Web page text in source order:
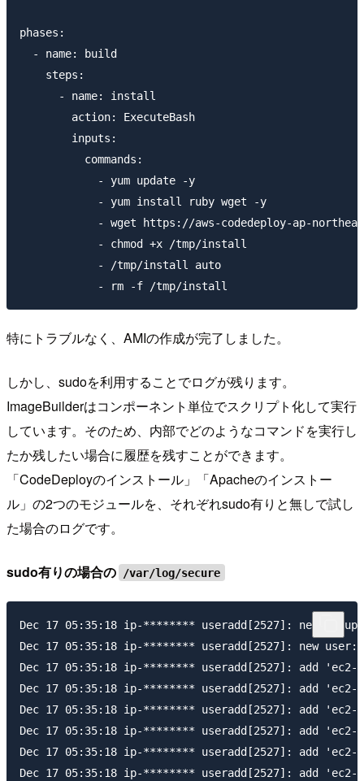
phases:
  - name: build
    steps:
      - name: install
        action: ExecuteBash
        inputs:
          commands:
            - yum update -y
            - yum install ruby wget -y
- wget https://aws-codedeploy-ap-
            - chmod +x /tmp/install
            - /tmp/install auto
特にトラブルなく、AMIの作成が完了しました。
しかし、sudoを利用することでログが残ります。
ImageBuilderはコンポーネント単位でスクリプト化して実行
しています。そのため、内部でどのようなコマンドを実行し
たか残したい場合に履歴を残すことができます。
「CodeDeployのインストール」「Apacheのインストー
ル」の2つのモジュールを、それぞれsudo有りと無しで試し
た場合のログです。
sudo有りの場合の /var/log/secure
Dec 17 05:35:18 ip-******** useradd[2527]: new group:
Dec 17 05:35:18 ip-******** useradd[2527]: new user:
Dec 17 05:35:18 ip-******** useradd[2527]: add
Dec 17 05:35:18 ip-******** useradd[2527]: add
Dec 17 05:35:18 ip-******** useradd[2527]: add
Dec 17 05:35:18 ip-******** useradd[2527]: add 'ec2-
Dec 17 05:35:18 ip-******** useradd[2527]: add 'ec2-
Dec 17 05:35:18 ip-******** useradd[2527]: add